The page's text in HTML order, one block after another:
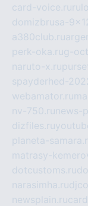
card-voice.ru
domizbrusa-
a380club.ru
perk-oka.rug-
naruto-x.ru
spayderhed-
webamator.ru
nv-750.ru news-
dizfiles.ru
planeta-
matrasy-
dotcustoms.ru
narasimha.ru
newsplain.ru